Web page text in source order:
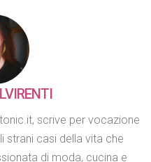
scrive per vocazione
strani casi della vita che
di moda, cucina e